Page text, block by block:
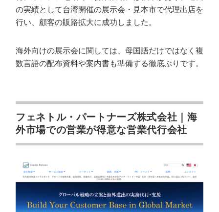
の実績として台湾開催の展示会・見本市で代理出店を
行い、顧客の販路拡大に成功しました。
海外向けの展示会に関しては、母国語だけではなく複
数言語の配布資料や案内書も準備する徹底ぶりです。
フェネトル・パートナーズ株式会社｜海
外市場での営業が得意な営業代行会社